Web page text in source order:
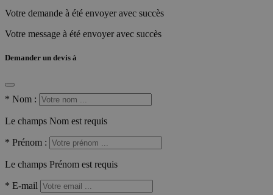
Votre demande à été envoyer avec succès
Votre message à été envoyer avec succès
Demander un devis à
* Nom :
Le champs Nom est requis
* Prénom :
Le champs Prénom est requis
* E-mail